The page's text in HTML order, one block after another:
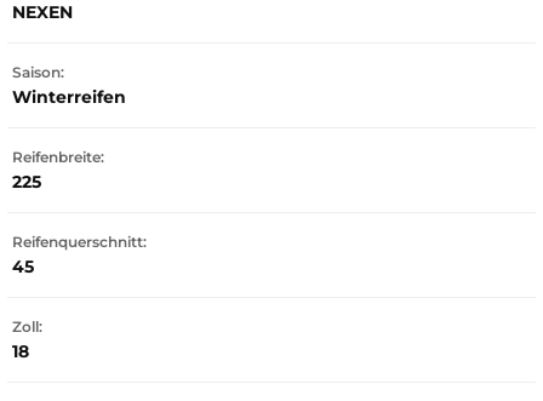
NEXEN
Saison:
Winterreifen
Reifenbreite:
225
Reifenquerschnitt:
45
Zoll:
18